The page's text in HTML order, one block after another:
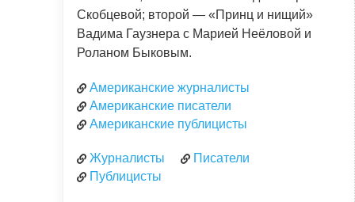
Скобцевой; второй — «Принц и нищий»
Вадима Гаузнера с Марией Неёловой и
Роланом Быковым.
Американские журналисты
Американские писатели
Американские публицисты
Журналисты
Писатели
Публицисты